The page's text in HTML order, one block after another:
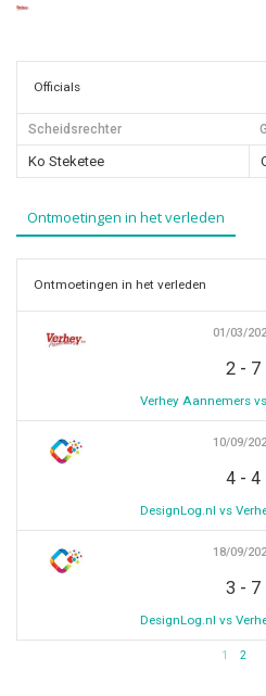
Officials
Scheidsrechter
Ko Steketee
Ontmoetingen in het verleden
Ontmoetingen in het verleden
01/03/
2 - 7
Verhey Aannemers
10/09/
4 - 4
DesignLog.nl vs
18/09/
3 - 7
DesignLog.nl vs
1 2